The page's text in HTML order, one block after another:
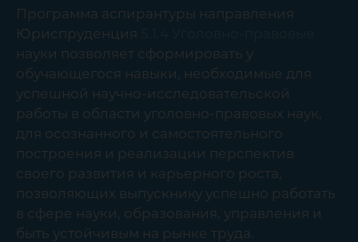
Программа аспирантуры направления
Юриспруденция
науки позволяет сформировать у
обучающегося навыки, необходимые для
успешной научно-исследовательской
работы в области уголовно-правовых наук,
для осознанного и самостоятельного
построения и реализации перспектив
своего развития и карьерного роста,
позволяющих выпускнику успешно работать
в сфере науки, образования, управления и
быть устойчивым на рынке труда.